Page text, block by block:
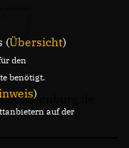
(Übersicht)
den
benötigt.
)
auf der